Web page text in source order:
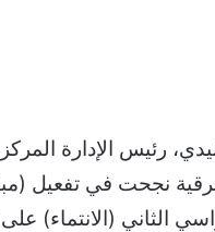
رئيس الإدارة
نجحت في تفعيل
الثاني (الانتماء)